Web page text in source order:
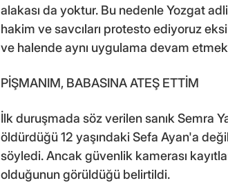
alakası da yoktur. Bu nedenle Yozgat
hakim ve savcıları protesto ediyoruz
ve halende aynı uygulama devam
PİŞMANIM, BABASINA ATEŞ ETTİM
İlk duruşmada söz verilen sanık Semra
öldürdüğü 12 yaşındaki Sefa Ayan'a
söyledi. Ancak güvenlik kamerası
olduğunun görüldüğü belirtildi.